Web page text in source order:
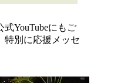
YouTubeにもご
特別に応援メッセ